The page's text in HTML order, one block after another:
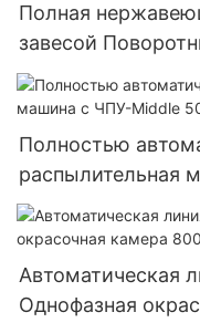
Полная
завесой
машина для
Полностью
распылительная
Автоматическая
Однофазная